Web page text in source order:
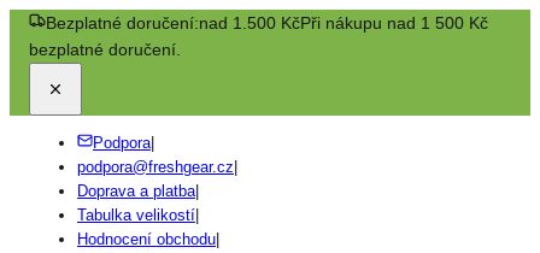
Bezplatné doručení:nad 1.500 KčPři nákupu nad 1 500 Kč
bezplatné doručení.
Podpora|
podpora@freshgear.cz
Doprava a platba|
Tabulka velikostí
Hodnocení obchodu